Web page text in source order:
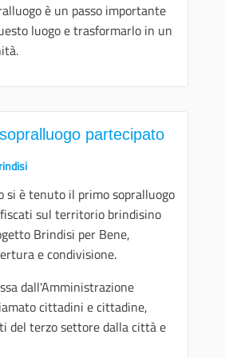
è un passo importante
luogo e trasformarlo in un
partecipato
si è tenuto il primo sopralluogo
sul territorio brindisino
Brindisi per Bene,
e condivisione.
dall'Amministrazione
cittadini e cittadine,
del terzo settore dalla città e